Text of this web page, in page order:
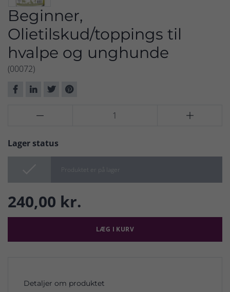
Beginner,
Olietilskud/toppings til
hvalpe og unghunde
(00072)
 
Lager status
Produktet er på lager
240,00 kr.
LÆG I KURV
Detaljer om produktet